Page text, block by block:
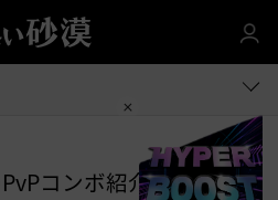
コンボ紹介